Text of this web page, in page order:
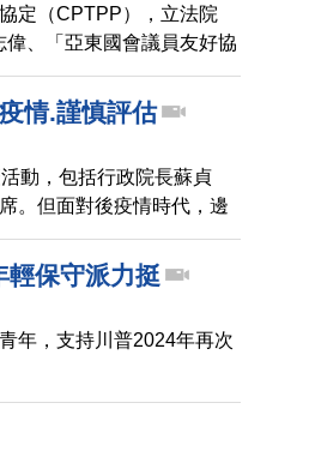
定（CPTPP），立法院
偉、「亞東國會議員友好協
別赴加拿大與日本，透過國
，郭國文8月4日率團
灣旅行法」。
情.謹慎評估
動，包括行政院長蘇貞
。但面對後疫情時代，邊
內疫情逐步趨緩，但國外
輕保守派力挺
年，支持川普2024年再次